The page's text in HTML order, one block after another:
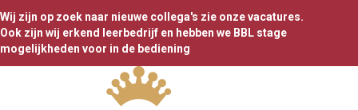
Wij zijn op zoek naar nieuwe collega's zie onze vacatures.
Ook zijn wij erkend leerbedrijf en hebben we BBL stage
mogelijkheden voor in de bediening